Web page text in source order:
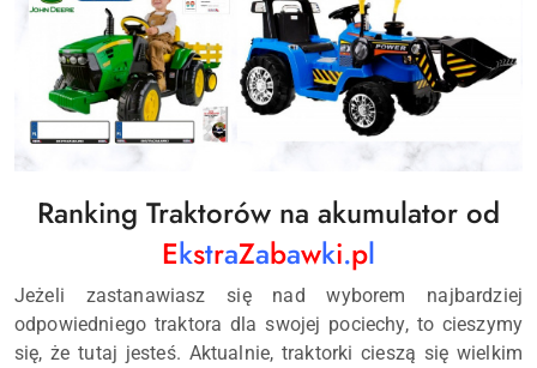
Ranking Traktorów na akumulator od
EkstraZabawki.pl
Jeżeli zastanawiasz się nad wyborem najbardziej
odpowiedniego traktora dla swojej pociechy, to cieszymy
się, że tutaj jesteś. Aktualnie, traktorki cieszą się wielkim